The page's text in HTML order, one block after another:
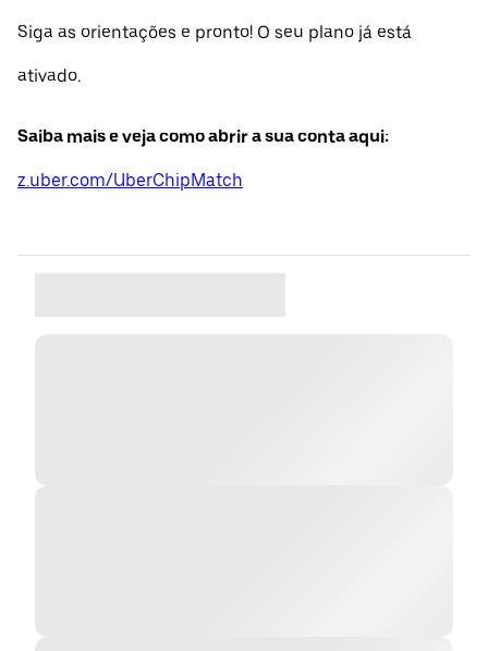
Siga as orientações e pronto! O seu plano já está
ativado.
Saiba mais e veja como abrir a sua conta aqui:
z.uber.com/UberChipMatch